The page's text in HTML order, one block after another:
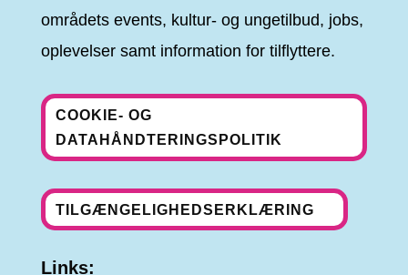
områdets events, kultur- og ungetilbud, jobs,
oplevelser samt information for tilflyttere.
COOKIE- OG
DATAHÅNDTERINGSPOLITIK
TILGÆNGELIGHEDSERKLÆRING
Links: